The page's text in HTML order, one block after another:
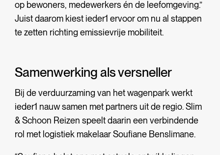
op bewoners, medewerkers én de leefomgeving.”
Juist daarom kiest ieder1 ervoor om nu al stappen
te zetten richting emissievrije mobiliteit.
Samenwerking als versneller
Bij de verduurzaming van het wagenpark werkt
ieder1 nauw samen met partners uit de regio. Slim
& Schoon Reizen speelt daarin een verbindende
rol met logistiek makelaar Soufiane Benslimane.